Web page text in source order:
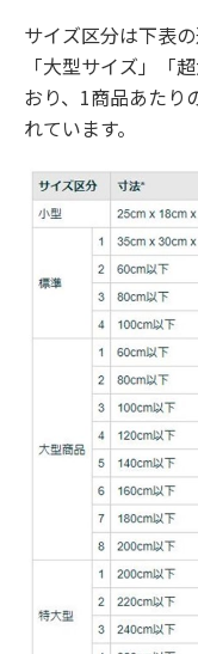
サイズ区分は下表
「大型サイズ」「
おり、1商品あたり
れています。